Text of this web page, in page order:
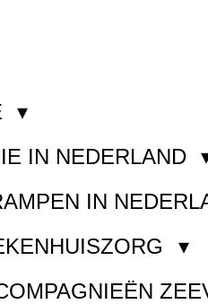
IN NEDERLAND
IN